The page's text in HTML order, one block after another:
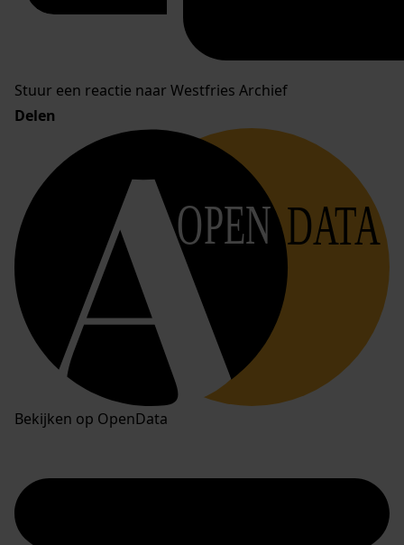
Stuur een reactie naar Westfries Archief
Delen
OPEN DATA
Bekijken op OpenData